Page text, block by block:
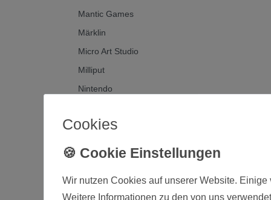
Mantic Games
Märklin
Micro Art Studio
Milliput
Nintendo
North Star Military Figures
Rubicon Models
Cookies
Wir nutzen Cookies auf unserer Website.
Weitere Informationen zu den von uns